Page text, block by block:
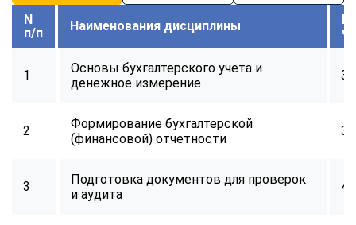
N
п/п
Наименования дисциплины
1
Основы бухгалтерского учета и
денежное измерение
32
2
Формирование бухгалтерской
(финансовой) отчетности
32
3
Подготовка документов для проверок
и аудита
40